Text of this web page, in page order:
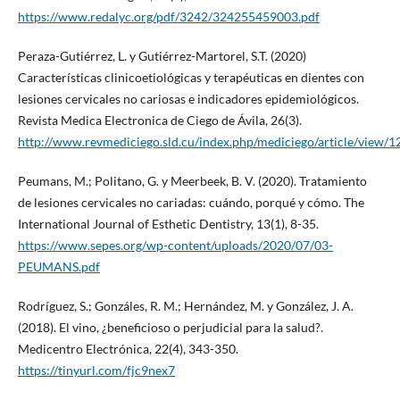
https://www.redalyc.org/pdf/3242/324255459003.pdf
Peraza-Gutiérrez, L. y Gutiérrez-Martorel, S.T. (2020)
Características clinicoetiológicas y terapéuticas en dientes con
lesiones cervicales no cariosas e indicadores epidemiológicos.
Revista Medica Electronica de Ciego de Ávila, 26(3).
http://www.revmediciego.sld.cu/index.php/mediciego/article/view/
Peumans, M.; Politano, G. y Meerbeek, B. V. (2020). Tratamiento
de lesiones cervicales no cariadas: cuándo, porqué y cómo. The
International Journal of Esthetic Dentistry, 13(1), 8-35.
https://www.sepes.org/wp-content/uploads/2020/07/03-
PEUMANS.pdf
Rodríguez, S.; Gonzáles, R. M.; Hernández, M. y González, J. A.
(2018). El vino, ¿beneficioso o perjudicial para la salud?.
Medicentro Electrónica, 22(4), 343-350.
https://tinyurl.com/fjc9nex7